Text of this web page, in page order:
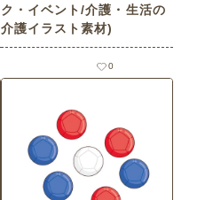
ク・イベント/介護・生活の
介護イラスト素材)
0